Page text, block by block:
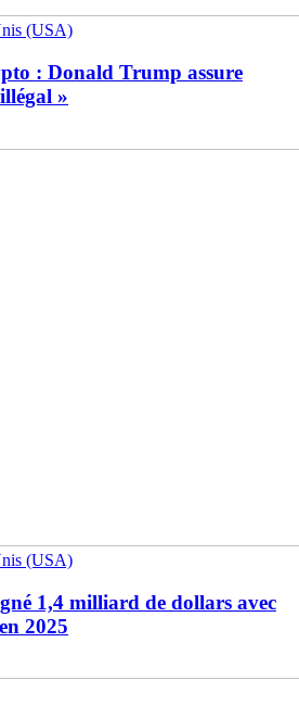
(USA)
: Donald Trump assure
»
(USA)
1,4 milliard de dollars avec
2025